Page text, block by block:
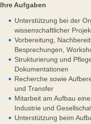
Ihre Aufgaben
Unterstützung bei der
wissenschaftlicher
Vorbereitung,
Besprechungen,
Strukturierung und
Dokumentationen
Recherche sowie
und Transfer
Mitarbeit am Aufbau
Industrie und
Unterstützung beim